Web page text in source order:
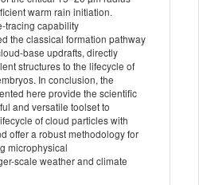
warm rain initiation.
tracing capability
the classical formation pathway
base updrafts, directly
structures to the lifecycle of
In conclusion, the
here provide the scientific
and versatile toolset to
of cloud particles with
offer a robust methodology for
microphysical
scale weather and climate